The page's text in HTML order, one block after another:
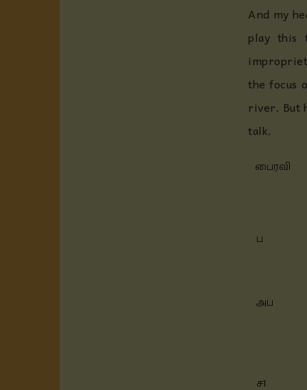
And my
play this
the focus
river. But
talk.
பைரவி
ப
அப
ச1